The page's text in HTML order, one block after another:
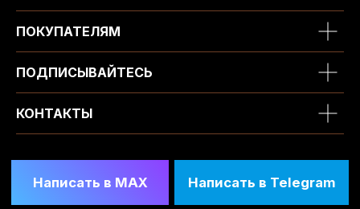
ПОКУПАТЕЛЯМ
ПОДПИСЫВАЙТЕСЬ
КОНТАКТЫ